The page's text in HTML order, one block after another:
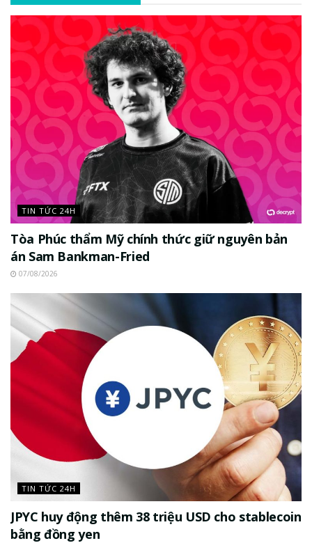
TIN TỨC 24H
Tòa Phúc thẩm Mỹ chính thức giữ nguyên bản
án Sam Bankman-Fried
07/08/2026
TIN TỨC 24H
JPYC huy động thêm 38 triệu USD cho stablecoin
bằng đồng yen